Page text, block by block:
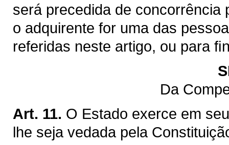
será precedida de concorrência
o adquirente for uma das
referidas neste artigo, ou para
Da
Art. 11. O Estado exerce em
lhe seja vedada pela